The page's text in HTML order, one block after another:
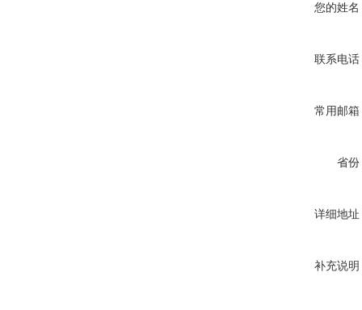
您的姓名
联系电话
常用邮箱
省份
详细地址
补充说明